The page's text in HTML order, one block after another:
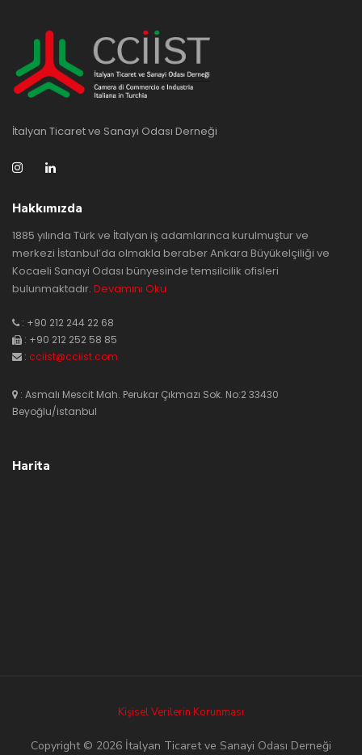
İtalyan Ticaret ve Sanayi Odası Derneği
Hakkımızda
1885 yılında Türk ve İtalyan iş adamlarınca kurulmuştur ve
merkezi İstanbul’da olmakla beraber Ankara Büyükelçiliği ve
Kocaeli Sanayi Odası bünyesinde temsilcilik ofisleri
bulunmaktadır. Devamını Oku
: +90 212 244 22 68
: +90 212 252 58 85
: cciist@cciist.com
: Asmalı Mescit Mah. Perukar Çıkmazı Sok. No:2 33430
Beyoğlu/istanbul
Harita
Kişisel Verilerin Korunması
Copyright © 2026 İtalyan Ticaret ve Sanayi Odası Derneği